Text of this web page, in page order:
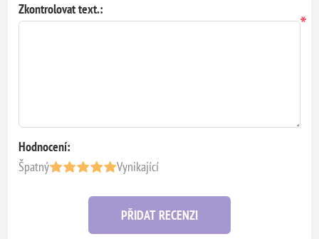
Zkontrolovat text.:
*
Hodnocení:
Špatný
Vynikající
PŘIDAT RECENZI